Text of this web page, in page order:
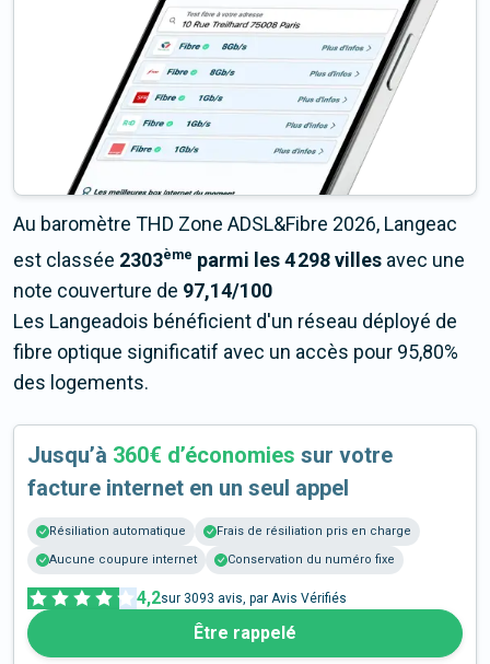
Au baromètre THD Zone ADSL&Fibre 2026, Langeac
est classée 2303ème parmi les 4 298 villes avec une
note couverture de 97,14/100
Les Langeadois bénéficient d'un réseau déployé de
fibre optique significatif avec un accès pour 95,80%
des logements.
Jusqu’à 360€ d’économies sur votre
facture internet en un seul appel
Résiliation automatique
Frais de résiliation pris en charge
Aucune coupure internet
Conservation du numéro fixe
4,2sur 3093 avis, par Avis Vérifiés
Être rappelé